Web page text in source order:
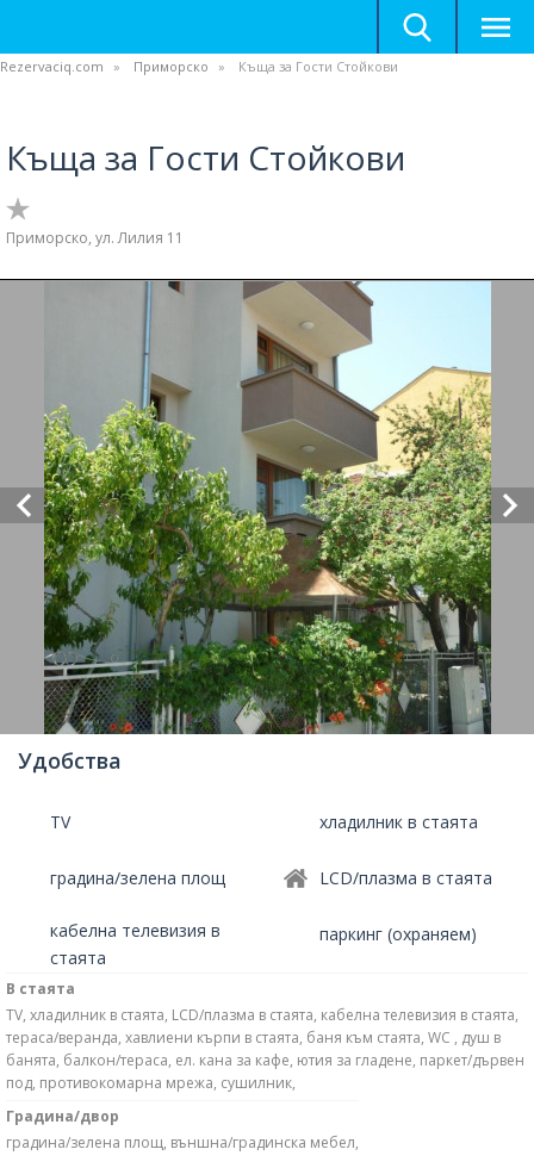
Rezervaciq.com Приморско Къща за Гости Стойкови
Къща за Гости Стойкови
Приморско, ул. Лилия 11
Удобства
TV хладилник в стаята
градина/зелена площ LCD/плазма в стаята
кабелна телевизия в
стаята
паркинг (охраняем)
В стаята
TV, хладилник в стаята, LCD/плазма в стаята, кабелна телевизия в стаята,
тераса/веранда, хавлиени кърпи в стаята, баня към стаята, WC , душ в
банята, балкон/тераса, ел. кана за кафе, ютия за гладене, паркет/дървен
под, противокомарна мрежа, сушилник,
Градина/двор
градина/зелена площ, външна/градинска мебел,